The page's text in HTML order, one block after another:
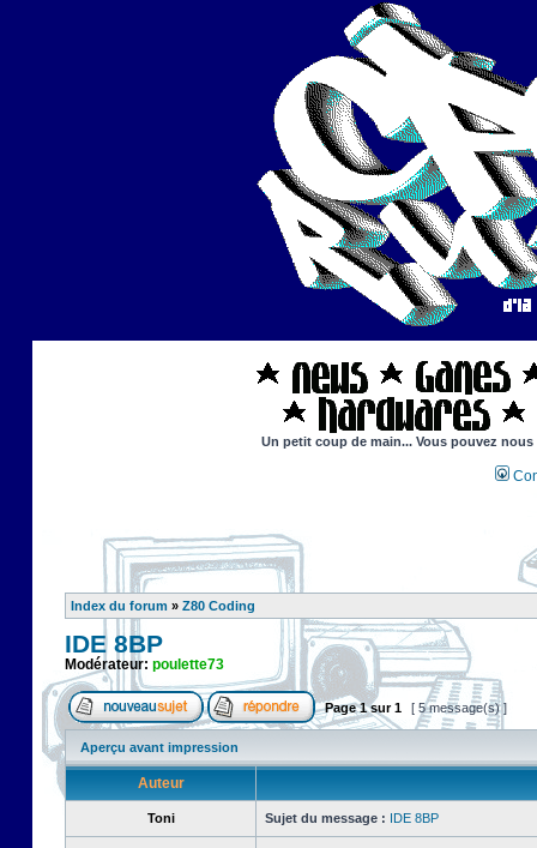
Un petit coup de main... Vous pouvez
Index du forum » Z80 Coding
IDE 8BP
Modérateur: poulette73
Page1sur1 [ 5 message(s) ]
Aperçu avant impression
Auteur
Toni Sujet du message : IDE 8BP